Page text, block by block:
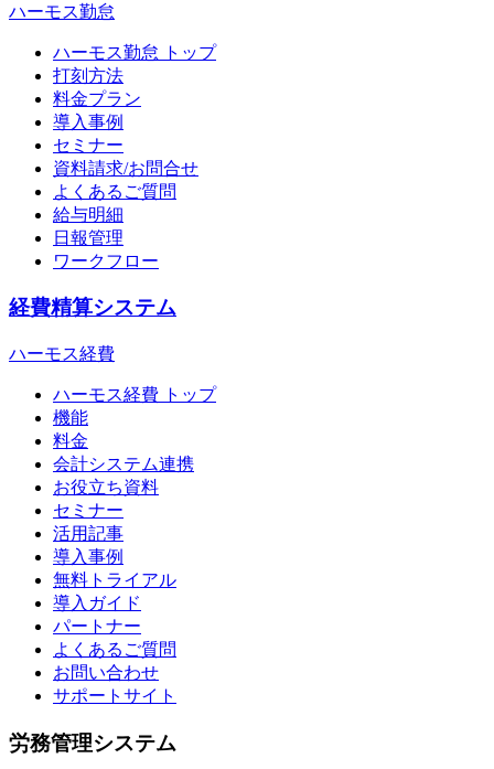
ハーモス勤怠
ハーモス勤怠 トップ
打刻方法
料金プラン
導入事例
セミナー
資料請求/お問合せ
よくあるご質問
給与明細
日報管理
ワークフロー
経費精算システム
ハーモス経費
ハーモス経費 トップ
機能
料金
会計システム連携
お役立ち資料
セミナー
活用記事
導入事例
無料トライアル
導入ガイド
パートナー
よくあるご質問
お問い合わせ
サポートサイト
労務管理システム